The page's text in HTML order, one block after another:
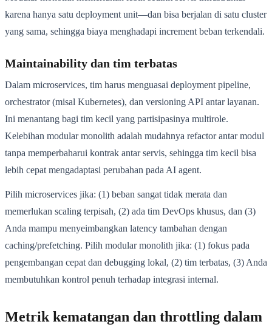
karena hanya satu deployment unit—dan bisa berjalan di satu cluster
yang sama, sehingga biaya menghadapi increment beban terkendali.
Maintainability dan tim terbatas
Dalam microservices, tim harus menguasai deployment pipeline,
orchestrator (misal Kubernetes), dan versioning API antar layanan.
Ini menantang bagi tim kecil yang partisipasinya multirole.
Kelebihan modular monolith adalah mudahnya refactor antar modul
tanpa memperbaharui kontrak antar servis, sehingga tim kecil bisa
lebih cepat mengadaptasi perubahan pada AI agent.
Pilih microservices jika: (1) beban sangat tidak merata dan
memerlukan scaling terpisah, (2) ada tim DevOps khusus, dan (3)
Anda mampu menyeimbangkan latency tambahan dengan
caching/prefetching. Pilih modular monolith jika: (1) fokus pada
pengembangan cepat dan debugging lokal, (2) tim terbatas, (3) Anda
membutuhkan kontrol penuh terhadap integrasi internal.
Metrik kematangan dan throttling dalam